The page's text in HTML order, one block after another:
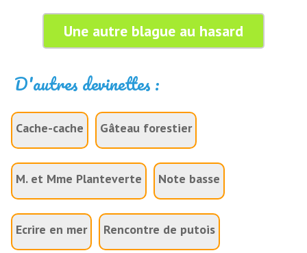
Une autre blague au hasard
D'autres devinettes :
Cache-cache Gâteau forestier
M. et Mme Planteverte Note basse
Ecrire en mer Rencontre de putois